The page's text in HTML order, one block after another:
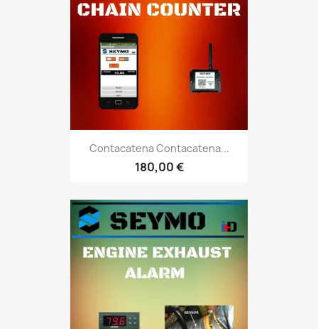
Contacatena Contacatena...
180,00 €